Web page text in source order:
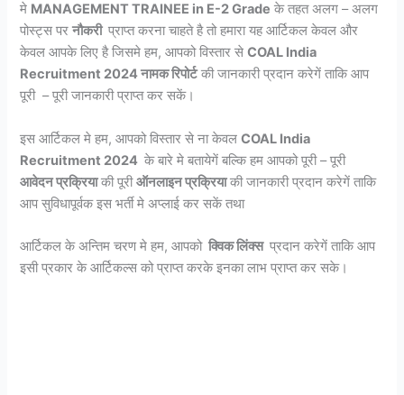
मे MANAGEMENT TRAINEE in E-2 Grade के तहत अलग – अलग
पोस्ट्स परनौकरी प्राप्त करना चाहते है तो हमारा यह आर्टिकल केवल और
केवल आपके लिए है जिसमे हम, आपको विस्तार सेCOAL India
Recruitment 2024नामक रिपोर्टकी जानकारी प्रदान करेगें ताकि आप
पूरी – पूरी जानकारी प्राप्त कर सकें।
इस आर्टिकल मे हम, आपको विस्तार से ना केवलCOAL India
Recruitment 2024 के बारे मे बतायेगें बल्कि हम आपको पूरी – पूरी
आवेदन प्रक्रियाकी पूरीऑनलाइन प्रक्रियाकी जानकारी प्रदान करेगें ताकि
आप सुविधापूर्वक इस भर्ती मे अप्लाई कर सकें तथा
आर्टिकल के अन्तिम चरण मे हम, आपको क्विक लिंक्स प्रदान करेगें ताकि आप
इसी प्रकार के आर्टिकल्स को प्राप्त करके इनका लाभ प्राप्त कर सके।